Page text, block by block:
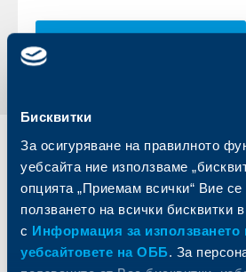
Бисквитки
За осигуряване на правилното
уебсайта ние използваме
опцията „Приемам всички“ Вие се
ползването на всички бисквитки
с Информация за използването
уебсайтовете на ОББ. За
Индивидуални
клиенти
Карти
Сметки и плащания
Кредити